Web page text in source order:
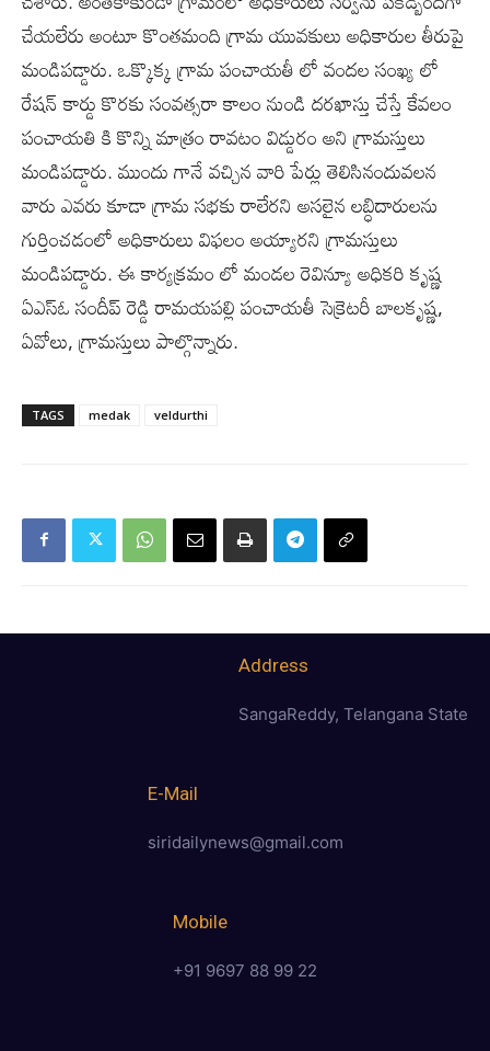
చేయలేరు అంటూ కొంతమంది గ్రామ యువకులు అధికారుల తీరుపై
మండిపడ్డారు. ఒక్కొక్క గ్రామ పంచాయతీ లో వందల సంఖ్య లో
రేషన్ కార్డు కొరకు సంవత్సరా కాలం నుండి దరఖాస్తు చేస్తే కేవలం
పంచాయతి కి కొన్ని మాత్రం రావటం విడ్డురం అని గ్రామస్తులు
మండిపడ్డారు. ముందు గానే వచ్చిన వారి పేర్లు తెలిసినందువలన
వారు ఎవరు కూడా గ్రామ సభకు రాలేరని అసలైన లబ్ధిదారులను
గుర్తించడంలో అధికారులు విఫలం అయ్యారని గ్రామస్తులు
మండిపడ్డారు. ఈ కార్యక్రమం లో మండల రెవిన్యూ అధికరి కృష్ణ
ఏఎస్ఓ సందీప్ రెడ్డి రామయపల్లి పంచాయతీ సెక్రెటరీ బాలకృష్ణ,
ఏవోలు, గ్రామస్తులు పాల్గొన్నారు.
TAGS medak veldurthi
Address
SangaReddy, Telangana State
E-Mail
siridailynews@gmail.com
Mobile
+91 9697 88 99 22